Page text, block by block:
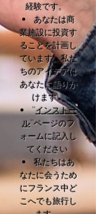
経験です。
あなたは商
業施設に投資す
ることを計画し
ています。私た
ちのアイデアは
あなたに語りか
けます。
''インストー
ル''ページのフ
ォームに記入し
てください
私たちはあ
なたに会うため
にフランス中ど
こへでも旅行し